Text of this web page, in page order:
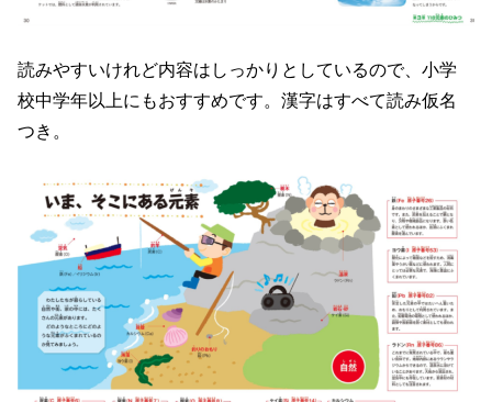
読みやすいけれど内容はしっかりとしているので、小学
校中学年以上にもおすすめです。漢字はすべて読み仮名
つき。